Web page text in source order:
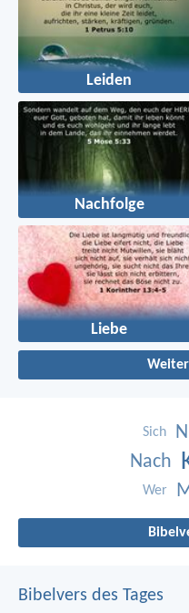
Leiden
Nachfolge
Liebe
Sich
Nach
Wer
Bibelvers des Tages